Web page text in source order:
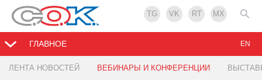
TG VK RT MX
ГЛАВНОЕ
ЛЕНТА НОВОСТЕЙ ВЕБИНАРЫ И КОНФЕРЕНЦИИ
EN